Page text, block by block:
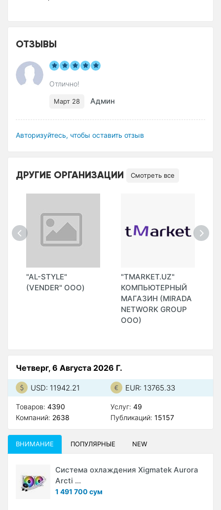
ОТЗЫВЫ
Отлично!
Март 28 Админ
Авторизуйтесь, чтобы оставить отзыв
ДРУГИЕ ОРГАНИЗАЦИИ Смотреть все
"AL-STYLE"
(VENDER" ООО)
"TMARKET.UZ"
КОМПЬЮТЕРНЫЙ
МАГАЗИН (MIRADA
NETWORK GROUP
ООО)
Четверг, 6 Августа 2026 Г.
USD: 11942.21 EUR: 13765.33
Товаров: 4390
Компаний: 2638
Услуг: 49
Публикаций: 15157
ВНИМАНИЕ ПОПУЛЯРНЫЕ NEW
Система охлаждения Xigmatek Aurora
Arcti ...
1 491 700 сум